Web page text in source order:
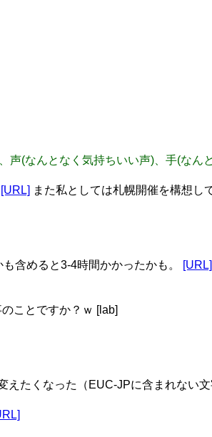
声(なんとなく気持ちいい声)、手(なん
[URL] また私としては札幌開催を構想し
含めると3-4時間かかったかも。 [URL]
ことですか？ｗ [lab]
たくなった（EUC-JPに含まれない